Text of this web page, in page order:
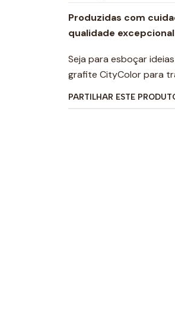
Produzidas com
qualidade
Seja para esboçar
grafite CityColor para
PARTILHAR ESTE